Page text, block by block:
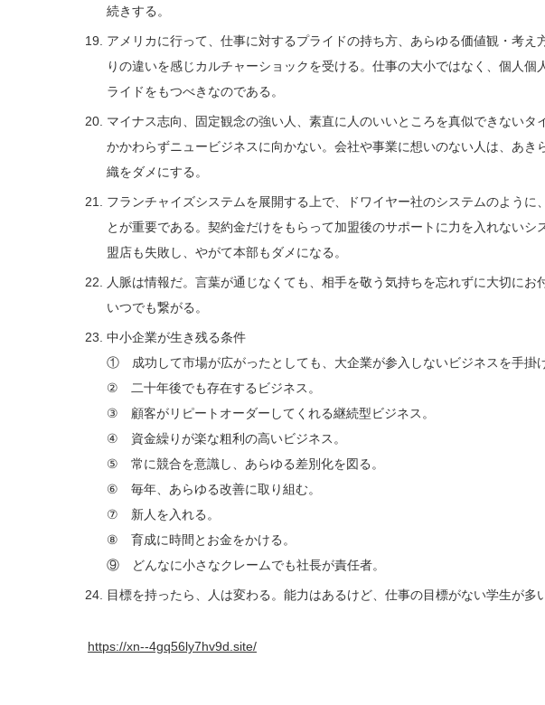
続きする。
アメリカに行って、仕事に対するプライドの持ち方、あらゆる価値観・考え
りの違いを感じカルチャーショックを受ける。仕事の大小ではなく、個人個
ライドをもつべきなのである。
マイナス志向、固定観念の強い人、素直に人のいいところを真似できないタ
かかわらずニュービジネスに向かない。会社や事業に想いのない人は、あき
織をダメにする。
フランチャイズシステムを展開する上で、ドワイヤー社のシステムのように
とが重要である。契約金だけをもらって加盟後のサポートに力を入れないシ
盟店も失敗し、やがて本部もダメになる。
人脈は情報だ。言葉が通じなくても、相手を敬う気持ちを忘れずに大切にお
いつでも繋がる。
中小企業が生き残る条件
① 成功して市場が広がったとしても、大企業が参入しないビジネスを手掛け
② 二十年後でも存在するビジネス。
③ 顧客がリピートオーダーしてくれる継続型ビジネス。
④ 資金繰りが楽な粗利の高いビジネス。
⑤ 常に競合を意識し、あらゆる差別化を図る。
⑥ 毎年、あらゆる改善に取り組む。
⑦ 新人を入れる。
⑧ 育成に時間とお金をかける。
⑨ どんなに小さなクレームでも社長が責任者。
目標を持ったら、人は変わる。能力はあるけど、仕事の目標がない学生が多
https://xn--4gq56ly7hv9d.site/